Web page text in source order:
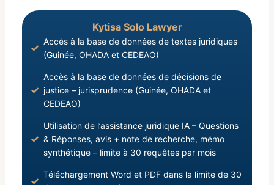
Kytisa Solo Lawyer
Accès à la base de données de textes juridiques
(Guinée, OHADA et CEDEAO)
Accès à la base de données de décisions de
justice – jurisprudence (Guinée, OHADA et
CEDEAO)
Utilisation de l’assistance juridique IA – Questions
& Réponses, avis + note de recherche, mémo
synthétique – limite à 30 requêtes par mois
Téléchargement Word et PDF dans la limite de 30